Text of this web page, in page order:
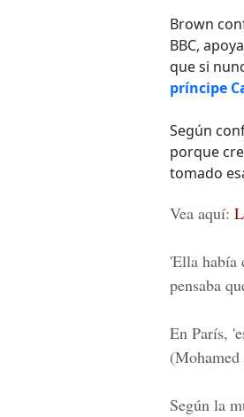
Brown
BBC,
que si
príncipe
Según
porque
tomado
Vea aquí:
'Ella había
pensaba
En París,
Según la